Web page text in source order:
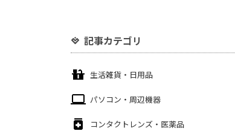
記事カテゴリ
生活雑貨・日用品
パソコン・周辺機器
コンタクトレンズ・医薬品